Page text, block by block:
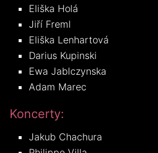
Eliška Holá
Jiří Freml
Eliška Lenhartová
Darius Kupinski
Ewa Jablczynska
Adam Marec
Koncerty:
Jakub Chachura